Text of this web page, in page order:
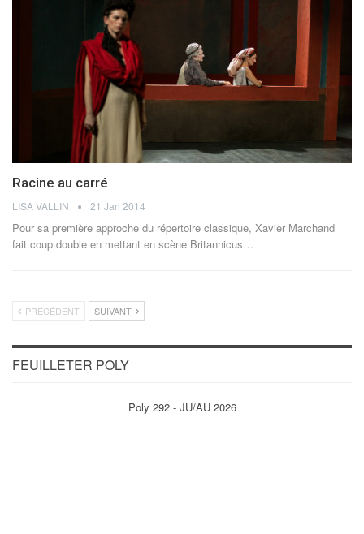
Racine au carré
LISA VALLIN 21 Jan 2014
Pour sa première approche du répertoire classique, Xavier Marchand
fait coup double en mettant en scène Britannicus…
PRÉCÉDENT SUIVANT
FEUILLETER POLY
Poly 292 - JU/AU 2026